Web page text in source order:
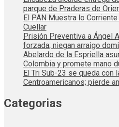
parque de Praderas de
El PAN Muestra lo
Cuellar
Prisión Preventiva a Ángel
forzada; niegan arraigo
Abelardo de la Espriella
Colombia y promete mano
El Tri Sub-23 se queda con
Centroamericanos; pierde
Categorias